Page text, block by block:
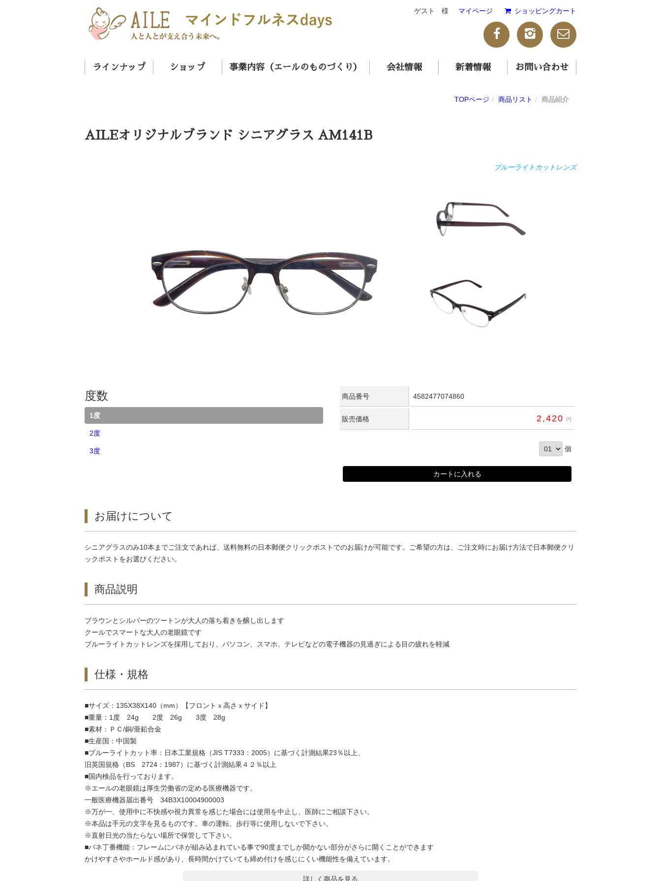
ゲスト 様 マイページ ショッピングカート
ラインナップ ショップ 事業内容（エールのものづくり） 会社情報 新着情報 お問い合わせ
TOPページ 商品リスト 商品紹介
AILEオリジナルブランド シニアグラス AM141B
ブルーライトカットレンズ
度数
1度
2度
3度
商品番号 4582477074860
販売価格 2,420 円
個
お届けについて
シニアグラスのみ10本までご注文であれば、送料無料の日本郵便クリックポストでのお届けが可能です。ご希望の方は、ご注文時にお届け方法で日本郵便クリ
ックポストをお選びください。
商品説明
ブラウンとシルバーのツートンが大人の落ち着きを醸し出します
クールでスマートな大人の老眼鏡です
ブルーライトカットレンズを採用しており、パソコン、スマホ、テレビなどの電子機器の見過ぎによる目の疲れを軽減
仕様・規格
■サイズ：135X38X140（mm）【フロントｘ高さｘサイド】
■重量：1度 24g 2度 26g 3度 28g
■素材：ＰＣ/銅/亜鉛合金
■生産国：中国製
■ブルーライトカット率：日本工業規格（JIS T7333：2005）に基づく計測結果23％以上、
旧英国規格（BS 2724：1987）に基づく計測結果４２％以上
■国内検品を行っております。
※エールの老眼鏡は厚生労働省の定める医療機器です。
一般医療機器届出番号 34B3X10004900003
※万が一、使用中に不快感や視力異常を感じた場合には使用を中止し、医師にご相談下さい。
※本品は手元の文字を見るものです。車の運転、歩行等に使用しないで下さい。
※直射日光の当たらない場所で保管して下さい。
■バネ丁番機能：フレームにバネが組み込まれている事で90度までしか開かない部分がさらに開くことができます
かけやすさやホールド感があり、長時間かけていても締め付けを感じにくい機能性を備えています。
詳しく商品を見る